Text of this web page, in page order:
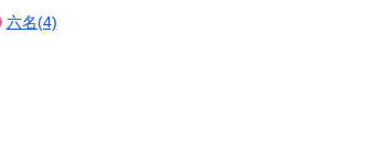
六名(4)